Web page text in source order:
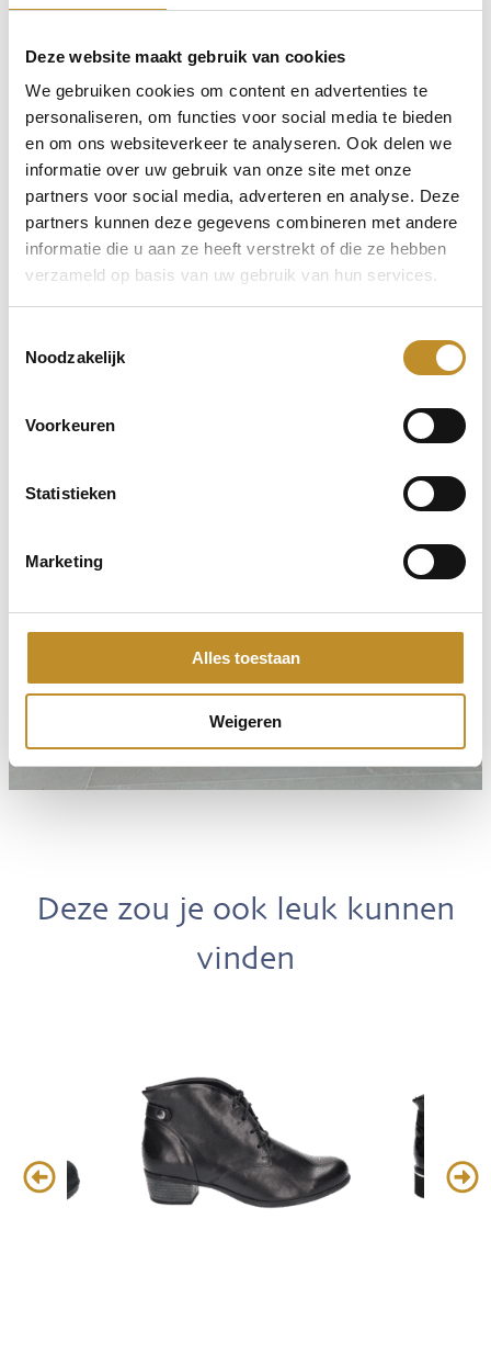
Deze website maakt gebruik van cookies
We gebruiken cookies om content en advertenties te
personaliseren, om functies voor social media te bieden
en om ons websiteverkeer te analyseren. Ook delen we
informatie over uw gebruik van onze site met onze
partners voor social media, adverteren en analyse. Deze
partners kunnen deze gegevens combineren met andere
informatie die u aan ze heeft verstrekt of die ze hebben
verzameld op basis van uw gebruik van hun services.
Noodzakelijk
Voorkeuren
Statistieken
Marketing
Alles toestaan
Weigeren
Deze zou je ook leuk kunnen
vinden